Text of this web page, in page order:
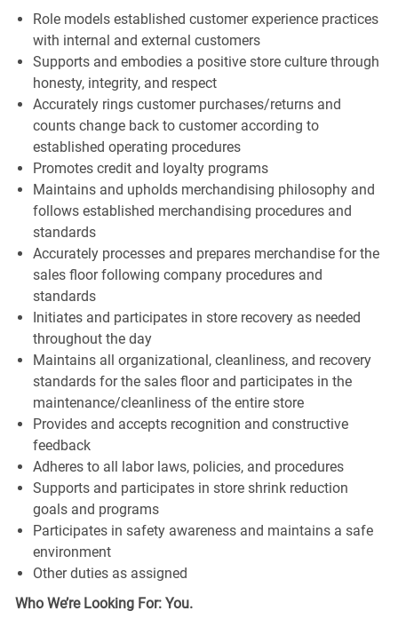
Role models established customer experience practices
with internal and external customers
Supports and embodies a positive store culture through
honesty, integrity, and respect
Accurately rings customer purchases/returns and
counts change back to customer according to
established operating procedures
Promotes credit and loyalty programs
Maintains and upholds merchandising philosophy and
follows established merchandising procedures and
standards
Accurately processes and prepares merchandise for the
sales floor following company procedures and
standards
Initiates and participates in store recovery as needed
throughout the day
Maintains all organizational, cleanliness, and recovery
standards for the sales floor and participates in the
maintenance/cleanliness of the entire store
Provides and accepts recognition and constructive
feedback
Adheres to all labor laws, policies, and procedures
Supports and participates in store shrink reduction
goals and programs
Participates in safety awareness and maintains a safe
environment
Other duties as assigned
Who We’re Looking For: You.